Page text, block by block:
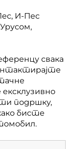
И-Пес
свака
подршку,
бисте